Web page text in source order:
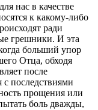
нас в качестве
к какому-либо
ради
грешники. И эта
больший упор
Отца, обходя
после
последствиями
прощения или
боль дважды,